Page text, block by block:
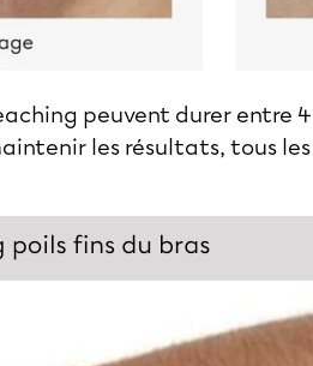
peuvent durer entre
les résultats, tous